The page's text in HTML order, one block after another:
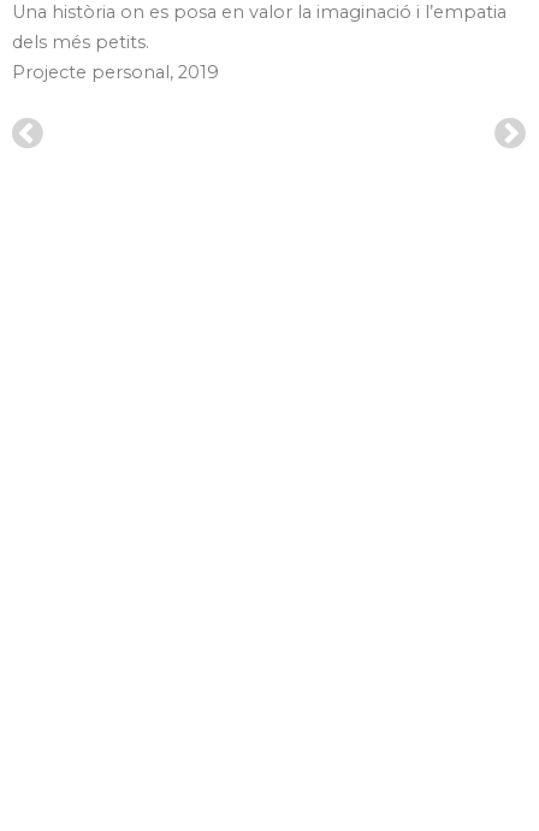
Una història on es posa en valor la imaginació i l’empatia
dels més petits.
Projecte personal, 2019